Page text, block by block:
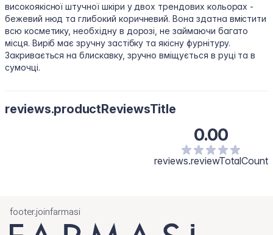
високоякісної штучної шкіри у двох трендових кольорах -
бежевий нюд та глибокий коричневий. Вона здатна вмістити
всю косметику, необхідну в дорозі, не займаючи багато
місця. Виріб має зручну застібку та якісну фурнітуру.
Закривається на блискавку, зручно вміщується в руці та в
сумочці.
reviews.productReviewsTitle
0.00
reviews.reviewTotalCount
footer.joinfarmasi